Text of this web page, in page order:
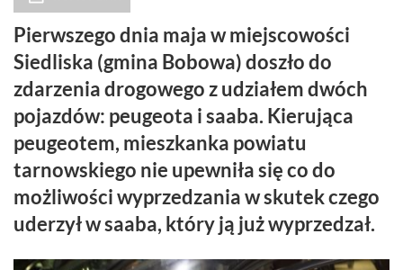
Pierwszego dnia maja w miejscowości
Siedliska (gmina Bobowa) doszło do
zdarzenia drogowego z udziałem dwóch
pojazdów: peugeota i saaba. Kierująca
peugeotem, mieszkanka powiatu
tarnowskiego nie upewniła się co do
możliwości wyprzedzania w skutek czego
uderzył w saaba, który ją już wyprzedzał.